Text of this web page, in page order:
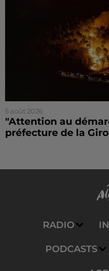
5 août 2026
"Attention au
préfecture de la
RADIO
PODCASTS